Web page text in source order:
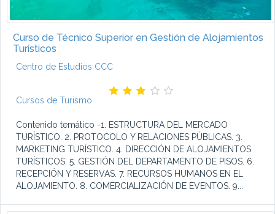
Curso de Técnico Superior en Gestión de Alojamientos
Turísticos
Centro de Estudios CCC
Cursos de Turismo
Contenido temático -1. ESTRUCTURA DEL MERCADO
TURÍSTICO. 2. PROTOCOLO Y RELACIONES PÚBLICAS. 3.
MARKETING TURÍSTICO. 4. DIRECCIÓN DE ALOJAMIENTOS
TURÍSTICOS. 5. GESTIÓN DEL DEPARTAMENTO DE PISOS. 6.
RECEPCIÓN Y RESERVAS. 7. RECURSOS HUMANOS EN EL
ALOJAMIENTO. 8. COMERCIALIZACIÓN DE EVENTOS. 9...